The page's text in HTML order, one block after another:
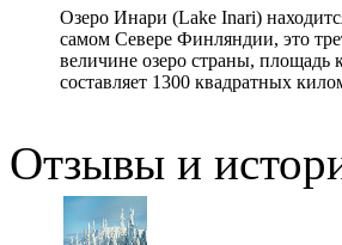
Озеро Инари (Lake Inari)
самом Севере Финляндии, это
величине озеро страны, площадь
составляет 1300 квадратных
Отзывы и